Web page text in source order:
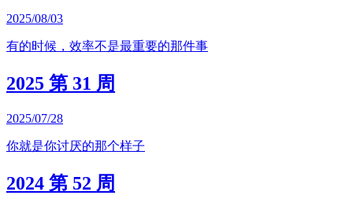
2025/08/03
有的时候，效率不是最重要的那件事
2025 第 31 周
2025/07/28
你就是你讨厌的那个样子
2024 第 52 周